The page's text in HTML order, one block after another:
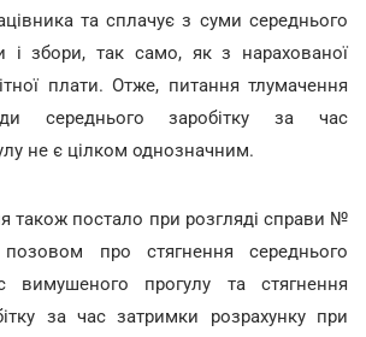
та сплачує з суми середнього
і збори, так само, як з нарахованої
плати. Отже, питання тлумачення
середнього заробітку за час
не є цілком однозначним.
також постало при розгляді справи №
про стягнення середнього
вимушеного прогулу та стягнення
за час затримки розрахунку при